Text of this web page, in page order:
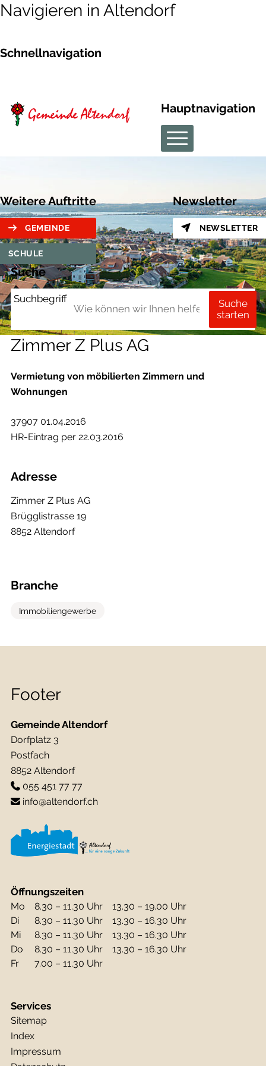
Navigieren in Altendorf
Schnellnavigation
Hauptnavigation
Weitere Auftritte
GEMEINDE
SCHULE
Newsletter
NEWSLETTER
Suche
Suchbegriff
Suche
starten
Zimmer Z Plus AG
Vermietung von möbilierten Zimmern und
Wohnungen
37907 01.04.2016
HR-Eintrag per 22.03.2016
Adresse
Zimmer Z Plus AG
Brügglistrasse 19
8852 Altendorf
Branche
Immobiliengewerbe
Footer
Gemeinde Altendorf
Dorfplatz 3
Postfach
8852 Altendorf
055 451 77 77
info@altendorf.ch
Öffnungszeiten
Mo 8.30 – 11.30 Uhr
13.30 – 19.00 Uhr
Di
8.30 – 11.30 Uhr
13.30 – 16.30 Uhr
Mi
8.30 – 11.30 Uhr
13.30 – 16.30 Uhr
Do
8.30 – 11.30 Uhr
13.30 – 16.30 Uhr
Fr
7.00 – 11.30 Uhr
Services
Sitemap
Index
Impressum